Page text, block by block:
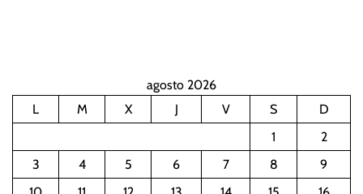
agosto 2026
L
M X J V S
D
1
2
3
4 5 6 7 8
9